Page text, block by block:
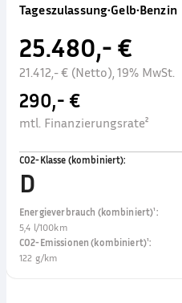
Tageszulassung•Gelb•Benzin
25.480,- €
21.412,- € (Netto), 19% MwSt.
290,- €
mtl. Finanzierungsrate²
CO2-Klasse (kombiniert):
D
Energieverbrauch (kombiniert)¹:
5,4 l/100km
CO2-Emissionen (kombiniert)¹:
122 g/km